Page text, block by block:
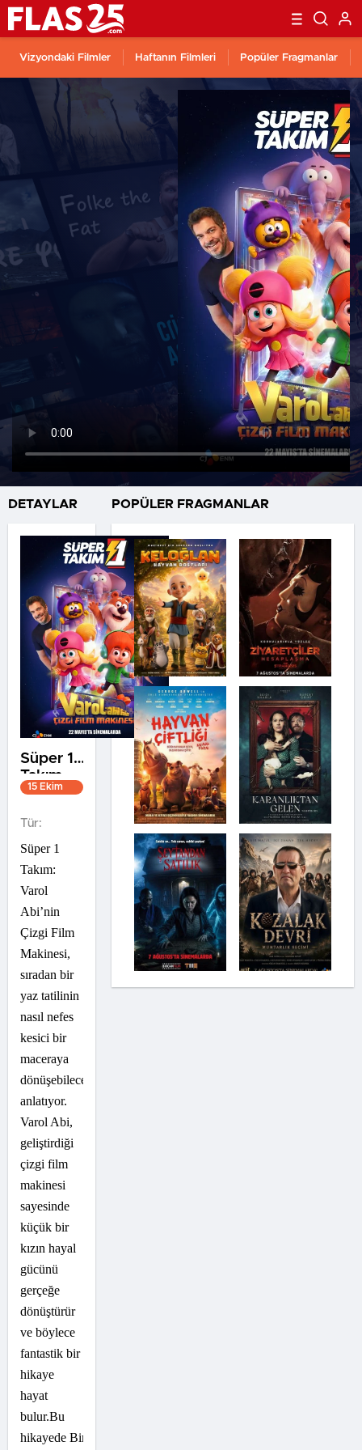
Vizyondaki Filmler Haftanın Filmleri Popüler Fragmanlar
DETAYLAR
Süper 1
Takım
15 Ekim
Tür:
Süper 1
Takım:
Varol
Abi’nin
Çizgi Film
Makinesi,
sıradan bir
yaz tatilinin
nasıl nefes
kesici bir
maceraya
dönüşebileceğini
anlatıyor.
Varol Abi,
geliştirdiği
çizgi film
makinesi
sayesinde
küçük bir
kızın hayal
gücünü
gerçeğe
dönüştürür
ve böylece
fantastik bir
hikaye
hayat
bulur.Bu
hikayede Birol,
POPÜLER FRAGMANLAR